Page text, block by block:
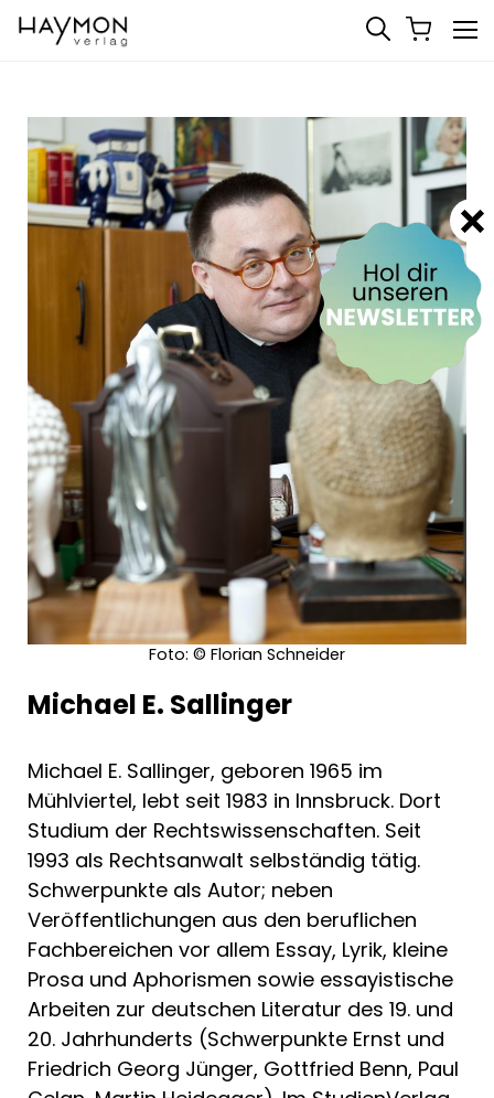
Foto: © Florian Schneider
Michael E. Sallinger
Michael E. Sallinger, geboren 1965 im
Mühlviertel, lebt seit 1983 in Innsbruck. Dort
Studium der Rechtswissenschaften. Seit
1993 als Rechtsanwalt selbständig tätig.
Schwerpunkte als Autor; neben
Veröffentlichungen aus den beruflichen
Fachbereichen vor allem Essay, Lyrik, kleine
Prosa und Aphorismen sowie essayistische
Arbeiten zur deutschen Literatur des 19. und
20. Jahrhunderts (Schwerpunkte Ernst und
Friedrich Georg Jünger, Gottfried Benn, Paul